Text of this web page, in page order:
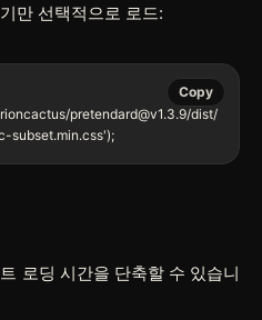
만 선택적으로 로드:
pretendard@v1.3.9/dist/
subset.min.css');
Copy
로딩 시간을 단축할 수 있습니